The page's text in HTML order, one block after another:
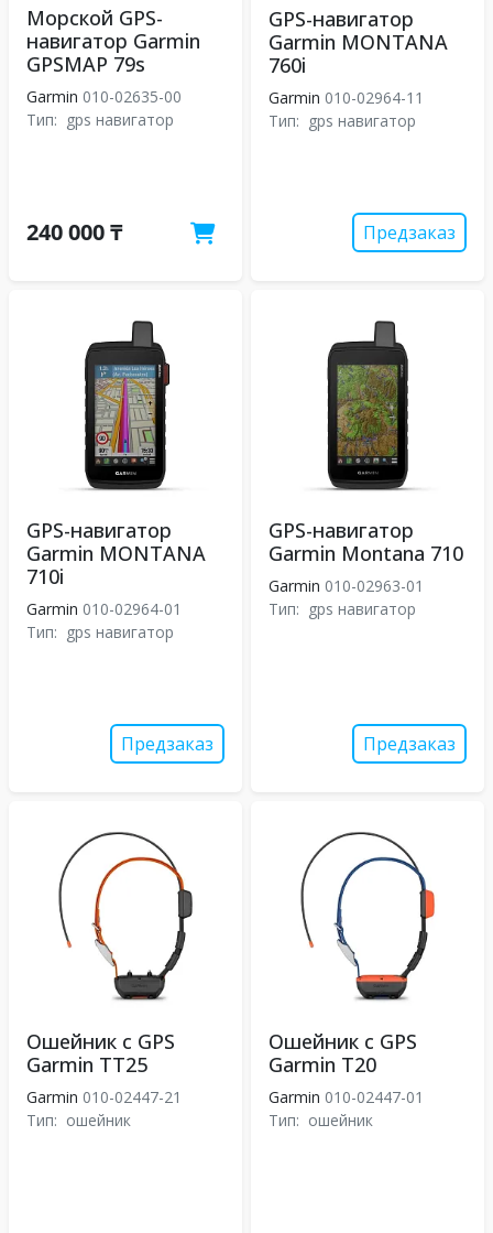
Морской GPS-
навигатор Garmin
GPSMAP 79s
Garmin 010-02635-00
Тип: gps навигатор
240 000 ₸
GPS-навигатор
Garmin MONTANA
760i
Garmin 010-02964-11
Тип: gps навигатор
Предзаказ
GPS-навигатор
Garmin MONTANA
710i
Garmin 010-02964-01
Тип: gps навигатор
Предзаказ
GPS-навигатор
Garmin Montana 710
Garmin 010-02963-01
Тип: gps навигатор
Предзаказ
Ошейник с GPS
Garmin TT25
Garmin 010-02447-21
Тип: ошейник
Ошейник с GPS
Garmin T20
Garmin 010-02447-01
Тип: ошейник